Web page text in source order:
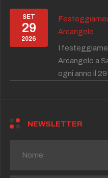
SET
29
2026
Arcangelo
I
Arcangelo a
ogni anno il
NEWSLETTER